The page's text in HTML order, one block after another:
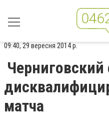
09:40, 29 вересня 2014 р.
Черниговский
матча